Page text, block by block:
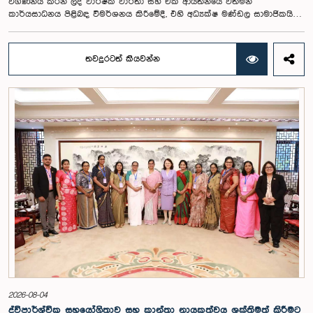
කාර්යසාධනය පිළිබඳ විමර්ශනය කිරීමේදී, එහි අධ්‍යක්ෂ මණ්ඩල සාමාජිකයින්
නිලධාරීන් විසින් තම ඇඳුම් පැළඳුම් සම්බන්ධයෙන් පිළිපැදිය යුතු වන
නිර්නායකයන්ගෙන් බැහැරව, එකී අවස්ථාවට නුසුදුසු ආකාරයෙන් සැරසී
රැස්වීමට සහභාගී වී සිටි බව කාරක සභාව විසින් නිරීක්ෂණය කරන ලදී.
තවද, ඉහත කී නිලධාරීන් දෙදෙනාම පාර්ලිමේන්තු සම්ප්‍රදායට හා
ක්‍රියාපටිපාටියට පටහැනි අයුරින් සභාපතිවරයාගේ පූර්ව අවසරයකින් තොරව
කාරක සභා රැස්වීමෙන් බැහැර ගොස් ඇති බව ද කාරක සභාව විසින් සඳහන්
කරන ලදී. මෙම සිද්ධීන් සම්බන්ධයෙන් පොදු ව්‍යාපාර පිළිබඳ කාරක සභාවේ
සභාපතිවරයා විසින් මතු කරන ලද වරප්‍රසාද පිළිබඳ ගැටළුවට අනුව,
පාර්ලිමේන්තුවට අපහාස කිරීමේ චෝදනාව යටතේ එම නිලධාරීන් දෙදෙනා 2026
පෙබරවාරි මස 17 වැනි දින ආචාරධර්ම හා වරප්‍රසාද පිළිබඳ කාරක සභාව
හමුවේ පෙනී සිටිනු ලැබූ අතර, එහිදී, ඔවුන් විසින් සිය හැසිරීම සම්බන්ධයෙන්
අවංකවම සමාව අයැද සිටින බව සඳහන් කෙරිණි. පාර්ලිමේන්තු කාරක
සභාවල අධිකාරිය, ගෞරවය සහ ස්ථාපිත ක්‍රියාපටිපාටිවලට ගෞරව කිරීමේ
වැදගත්කම පිළිබඳව නිසි අවබෝධයකින් යුතුව තම ක්‍රියාවන්හි බරපතලකම
නිලධාරීන් විසින් අවබෝධ කරගෙන ඇති බව නිරීක්ෂණය කළ ආචාරධර්ම හා
වරප්‍රසාද පිළිබඳ කාරක සභාව සහ පොදු ව්‍යාපාර පිළිබඳ කාරක සභාවේ
සභාපතිවරයා විසින් ඒ පිළිබඳව නිසි පරිදි සලකා බැලීමෙන් අනතුරුව, ඉහත
කී නිලධාරීන්ට සමාව ලබා දෙන ලෙස කරන ලද ඉල්ලීම පිළිගන්නා
ලදී. පාර්ලිමේන්තු කාරක සභා රැස්වීම් සඳහා පෙනී සිටින සියලුම පුද්ගලයන්
සෑම අවස්ථාවකදීම ඉහළම මට්ටමින් ආචාරධර්ම හා හැසිරීම් අනුගමනය
තවදුරටත් කියවන්න
2026-08-04
ද්විපාර්ශ්වික සහයෝගිතාව සහ කාන්තා නායකත්වය ශක්තිමත් කිරීමට